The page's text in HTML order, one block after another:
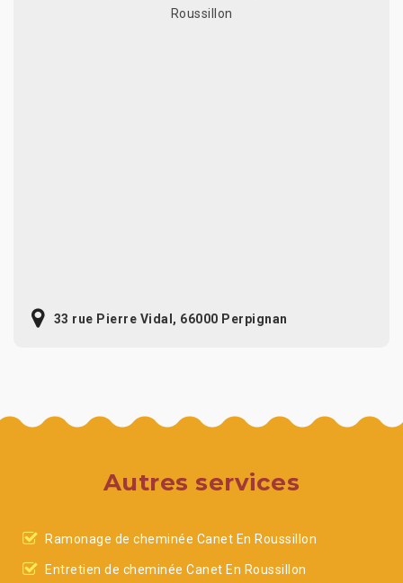
Roussillon
33 rue Pierre Vidal, 66000 Perpignan
Autres services
Ramonage de cheminée Canet En Roussillon
Entretien de cheminée Canet En Roussillon